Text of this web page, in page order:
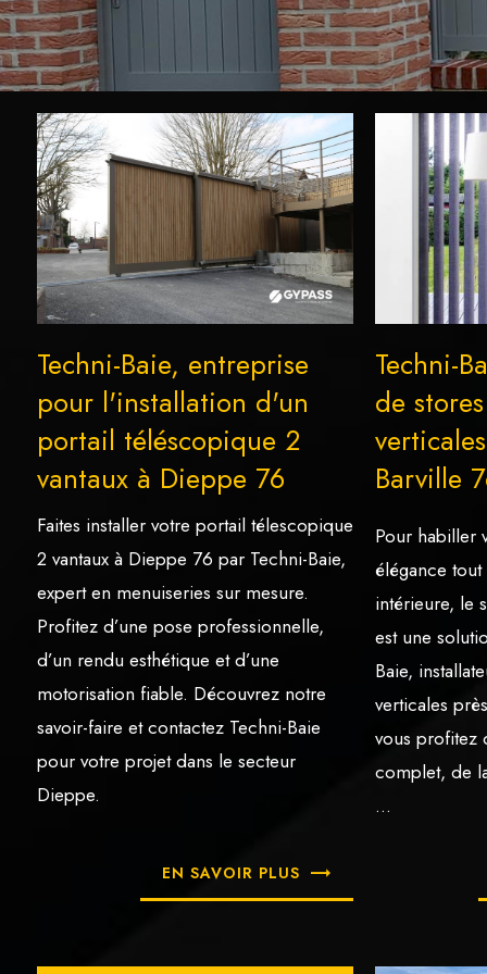
Techni-Baie, entreprise
pour l'installation d'un
portail téléscopique 2
vantaux à Dieppe 76
Faites installer votre portail télescopique
2 vantaux à Dieppe 76 par Techni-Baie,
expert en menuiseries sur mesure.
Profitez d’une pose professionnelle,
d’un rendu esthétique et d’une
motorisation fiable. Découvrez notre
savoir-faire et contactez Techni-Baie
pour votre projet dans le secteur
Dieppe.
EN SAVOIR PLUS
Techni-
de
Barville
Pour habiller
élégance
intérieure, le
est une
Baie,
verticales
vous profitez
complet, de
...